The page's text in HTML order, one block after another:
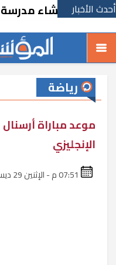
أحدث الأخباربإنشاء مدرسة في
رياضة
موعد مباراة
الإنجليزي